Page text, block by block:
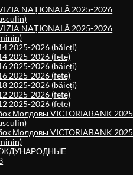
NAȚIONALĂ 2025-2026
NAȚIONALĂ 2025-2026
2025-2026 (băieți)
2025-2026 (fete)
2025-2026 (băieți)
2025-2026 (fete)
2025-2026 (băieți)
2025-2026 (fete)
2025-2026 (fete)
Молдовы VICTORIABANK 2025
Молдовы VICTORIABANK 2025